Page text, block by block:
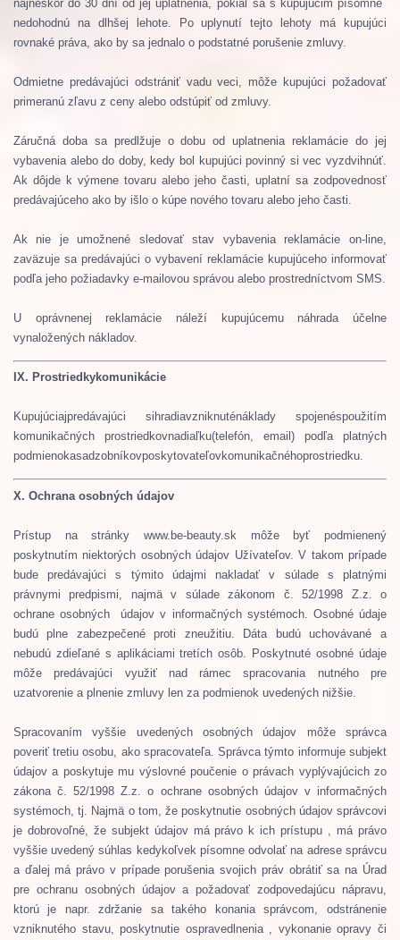
najneskôr do 30 dní od jej uplatnenia, pokiaľ sa s kupujúcim písomne ​​
nedohodnú na dlhšej lehote.
Po uplynutí tejto lehoty má kupujúci
rovnaké práva, ako by sa jednalo o podstatné porušenie zmluvy.
Odmietne predávajúci odstrániť vadu veci, môže kupujúci požadovať
primeranú zľavu z ceny alebo odstúpiť od zmluvy.
Záručná doba sa predlžuje o dobu od uplatnenia reklamácie do jej
vybavenia alebo do doby, kedy bol kupujúci povinný si vec vyzdvihnúť.
Ak dôjde k výmene tovaru alebo jeho časti, uplatní sa zodpovednosť
predávajúceho ako by išlo o kúpe nového tovaru alebo jeho časti.
Ak nie je umožnené sledovať stav vybavenia reklamácie on-line,
zaväzuje sa predávajúci o vybavení reklamácie kupujúceho informovať
podľa jeho požiadavky e-mailovou správou alebo prostredníctvom SMS.
U oprávnenej reklamácie náleží kupujúcemu náhrada účelne
vynaložených nákladov.
IX. Prostriedkykomunikácie
Kupujúciajpredávajúci si hradiavzniknuténáklady spojenéspoužitím
komunikačných prostriedkovnadiaľku(telefón, email ) podľa platných
podmienokasadzobníkovposkytovateľovkomunikačnéhoprostriedku.
X. Ochrana osobných údajov
Prístup na stránky www.be-beauty.sk môže byť podmienený
poskytnutím niektorých osobných údajov Užívateľov.V takom prípade
bude predávajúci s týmito údajmi nakladať v súlade s platnými
právnymi predpismi, najmä v súlade zákonom č. 52/1998 Z.z. o
ochrane osobných údajov v informačných systémoch. Osobné údaje
budú plne zabezpečené proti zneužitiu.
Dáta budú uchovávané a
nebudú zdieľané s aplikáciami tretích osôb.
Poskytnuté osobné údaje
môže predávajúci využiť nad rámec spracovania nutného pre
uzatvorenie a plnenie zmluvy len za podmienok uvedených nižšie.
Spracovaním vyššie uvedených osobných údajov môže správca
poveriť tretiu osobu, ako spracovateľa.Správca týmto informuje subjekt
údajov a poskytuje mu výslovné poučenie o právach vyplývajúcich zo
zákona č. 52/1998 Z.z. o ochrane osobných údajov v informačných
systémoch, tj. Najmä o tom, že poskytnutie osobných údajov správcovi
je dobrovoľné, že subjekt údajov má právo k ich prístupu
, má právo
vyššie uvedený súhlas kedykoľvek písomne ​​odvolať na adrese správcu
a ďalej má právo v prípade porušenia svojich práv obrátiť sa na Úrad
pre ochranu osobných údajov a požadovať zodpovedajúcu nápravu,
ktorú je napr. zdržanie sa takého konania správcom, odstránenie
vzniknutého stavu, poskytnutie ospravedlnenia
, vykonanie opravy či